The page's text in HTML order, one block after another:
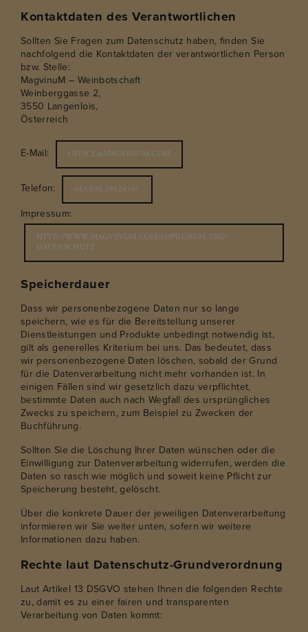
Kontaktdaten des Verantwortlichen
Sollten Sie Fragen zum Datenschutz haben, finden Sie
nachfolgend die Kontaktdaten der verantwortlichen Person
bzw. Stelle:
MagvinuM – Weinbotschaft
Weinberggasse 2,
3550 Langenlois,
Österreich
E-Mail: OFFICE@MAGVINUM.COM
Telefon: +43 699 18124141
Impressum:
HTTP://WWW.MAGVINUM.COM/IMPRESSUM-UND-
DATENSCHUTZ
Speicherdauer
Dass wir personenbezogene Daten nur so lange
speichern, wie es für die Bereitstellung unserer
Dienstleistungen und Produkte unbedingt notwendig ist,
gilt als generelles Kriterium bei uns. Das bedeutet, dass
wir personenbezogene Daten löschen, sobald der Grund
für die Datenverarbeitung nicht mehr vorhanden ist. In
einigen Fällen sind wir gesetzlich dazu verpflichtet,
bestimmte Daten auch nach Wegfall des ursprüngliches
Zwecks zu speichern, zum Beispiel zu Zwecken der
Buchführung.
Sollten Sie die Löschung Ihrer Daten wünschen oder die
Einwilligung zur Datenverarbeitung widerrufen, werden die
Daten so rasch wie möglich und soweit keine Pflicht zur
Speicherung besteht, gelöscht.
Über die konkrete Dauer der jeweiligen Datenverarbeitung
informieren wir Sie weiter unten, sofern wir weitere
Informationen dazu haben.
Rechte laut Datenschutz-Grundverordnung
Laut Artikel 13 DSGVO stehen Ihnen die folgenden Rechte
zu, damit es zu einer fairen und transparenten
Verarbeitung von Daten kommt: